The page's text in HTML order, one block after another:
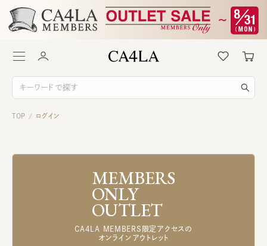
TOP / ログイン
MEMBERS
ONLY
OUTLET
CA4LA MEMBERS限定アクセスの
オンラインアウトレット